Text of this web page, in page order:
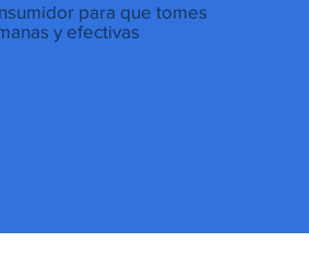
para que tomes
y efectivas